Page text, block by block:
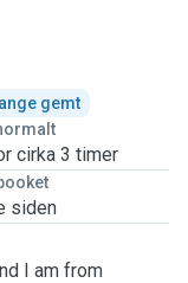
gemt
cirka 3 timer
siden
I am from